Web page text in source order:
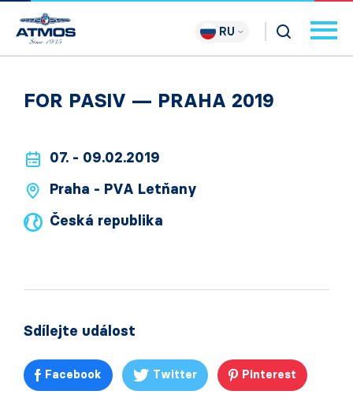
RU
FOR PASIV — PRAHA 2019
07. - 09.02.2019
Praha - PVA Letňany
Česká republika
Sdílejte událost
Facebook Twitter Pinterest